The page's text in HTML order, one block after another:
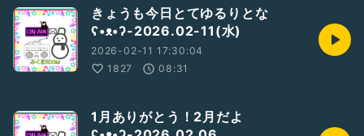
きょうも今日とてゆるりとな
ʕ•ᴥ•ʔ-2026.02-11(水)
2026-02-11 17:30:04
1827
08:31
1月ありがとう！2月だよ